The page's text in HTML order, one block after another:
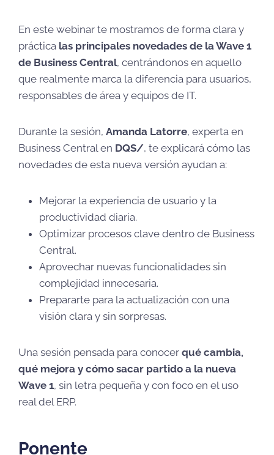
En este webinar te mostramos de forma clara y
práctica las principales novedades de la Wave 1
de Business Central, centrándonos en aquello
que realmente marca la diferencia para usuarios,
responsables de área y equipos de IT.
Durante la sesión, Amanda Latorre, experta en
Business Central en DQS/, te explicará cómo las
novedades de esta nueva versión ayudan a:
Mejorar la experiencia de usuario y la
productividad diaria.
Optimizar procesos clave dentro de Business
Central.
Aprovechar nuevas funcionalidades sin
complejidad innecesaria.
Prepararte para la actualización con una
visión clara y sin sorpresas.
Una sesión pensada para conocer qué cambia,
qué mejora y cómo sacar partido a la nueva
Wave 1, sin letra pequeña y con foco en el uso
real del ERP.
Ponente